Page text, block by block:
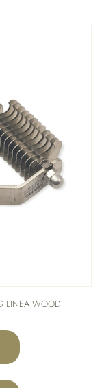
LINEA WOOD